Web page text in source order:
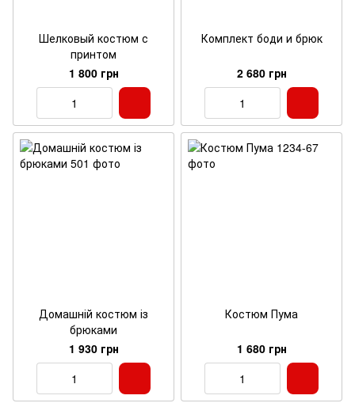
Шелковый костюм с
принтом
1 800 грн
Комплект боди и брюк
2 680 грн
Домашній костюм із
брюками
1 930 грн
Костюм Пума
1 680 грн